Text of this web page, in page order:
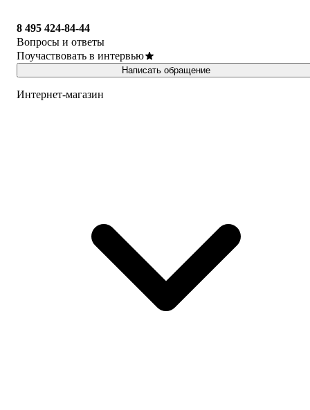
8 495 424-84-44
Вопросы и ответы
Поучаствовать в интервью
Написать обращение
Интернет-магазин